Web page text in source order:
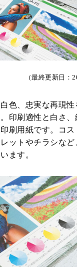
（最終更新日：
色、忠実な再現性
印刷適性と白さ、
刷用紙です。コ
ットやチラシなど
ます。